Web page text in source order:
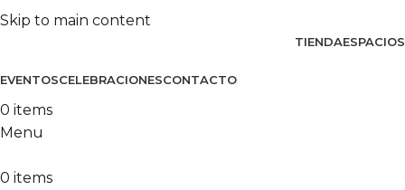
Skip to main content
TIENDAESPACIOS
EVENTOSCELEBRACIONESCONTACTO
0 items
Menu
0 items